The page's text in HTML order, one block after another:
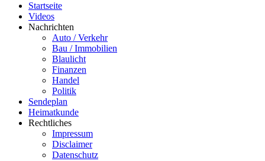
Startseite
Videos
Nachrichten
Auto / Verkehr
Bau / Immobilien
Blaulicht
Finanzen
Handel
Politik
Sendeplan
Heimatkunde
Rechtliches
Impressum
Disclaimer
Datenschutz